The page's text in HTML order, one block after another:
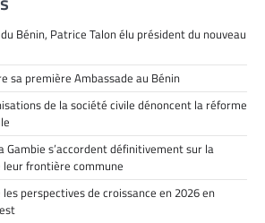
Bénin, Patrice Talon élu président du nouveau
sa première Ambassade au Bénin
de la société civile dénoncent la réforme
Gambie s’accordent définitivement sur la
frontière commune
les perspectives de croissance en 2026 en